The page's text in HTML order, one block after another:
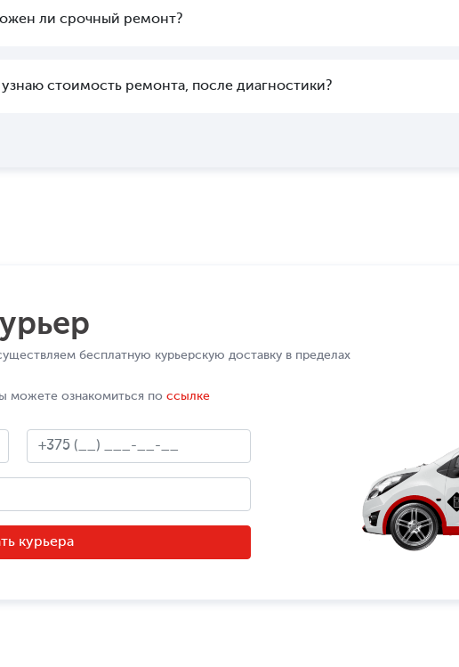
ли срочный ремонт?
узнаю стоимость ремонта, после диагностики?
бесплатную курьерскую доставку в пределах
можете ознакомиться по ссылке